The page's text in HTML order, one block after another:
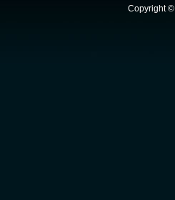
Copyright ©